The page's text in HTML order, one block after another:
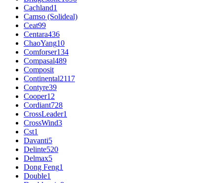
Cachland1
Camso (Solideal)
Ceat99
Centara436
ChaoYang10
Comforser134
Compasal489
Composit
Continental2117
Contyre39
Cooper12
Cordiant728
CrossLeader1
CrossWind3
Cst1
Davanti5
Delinte520
Delmax5
Dong Feng1
Double1